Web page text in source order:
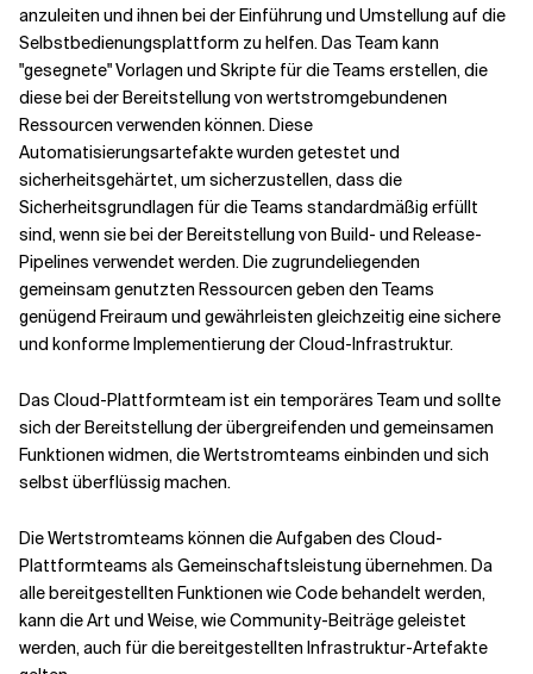
anzuleiten und ihnen bei der Einführung und Umstellung auf die
Selbstbedienungsplattform zu helfen. Das Team kann
"gesegnete" Vorlagen und Skripte für die Teams erstellen, die
diese bei der Bereitstellung von wertstromgebundenen
Ressourcen verwenden können. Diese
Automatisierungsartefakte wurden getestet und
sicherheitsgehärtet, um sicherzustellen, dass die
Sicherheitsgrundlagen für die Teams standardmäßig erfüllt
sind, wenn sie bei der Bereitstellung von Build- und Release-
Pipelines verwendet werden. Die zugrundeliegenden
gemeinsam genutzten Ressourcen geben den Teams
genügend Freiraum und gewährleisten gleichzeitig eine sichere
und konforme Implementierung der Cloud-Infrastruktur.
Das Cloud-Plattformteam ist ein temporäres Team und sollte
sich der Bereitstellung der übergreifenden und gemeinsamen
Funktionen widmen, die Wertstromteams einbinden und sich
selbst überflüssig machen.
Die Wertstromteams können die Aufgaben des Cloud-
Plattformteams als Gemeinschaftsleistung übernehmen. Da
alle bereitgestellten Funktionen wie Code behandelt werden,
kann die Art und Weise, wie Community-Beiträge geleistet
werden, auch für die bereitgestellten Infrastruktur-Artefakte